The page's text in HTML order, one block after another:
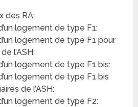
des RA:
logement de type F1:
logement de type F1 pour
l’ASH:
logement de type F1 bis:
logement de type F1 bis
de l’ASH:
logement de type F2: